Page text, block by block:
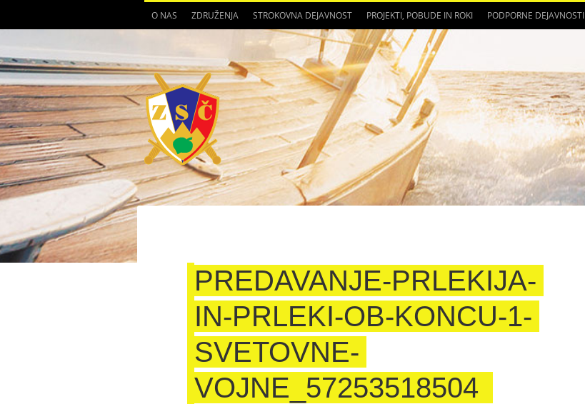
O NAS ZDRUŽENJA STROKOVNA DEJAVNOST PROJEKTI, POBUDE IN ROKI PODPORNE DEJAVNOSTI
PREDAVANJE-PRLEKIJA-
IN-PRLEKI-OB-KONCU-1-
SVETOVNE-
VOJNE_57253518504